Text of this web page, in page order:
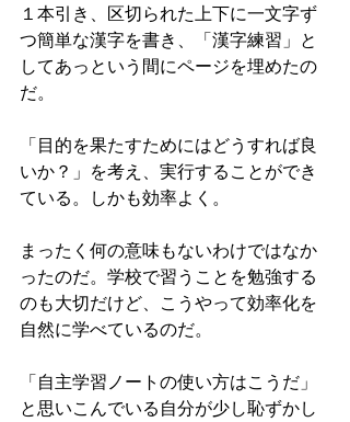
１本引き、区切られた上下に一文字ず
つ簡単な漢字を書き、「漢字練習」と
してあっという間にページを埋めたの
だ。
「目的を果たすためにはどうすれば良
いか？」を考え、実行することができ
ている。しかも効率よく。
まったく何の意味もないわけではなか
ったのだ。学校で習うことを勉強する
のも大切だけど、こうやって効率化を
自然に学べているのだ。
「自主学習ノートの使い方はこうだ」
と思いこんでいる自分が少し恥ずかし